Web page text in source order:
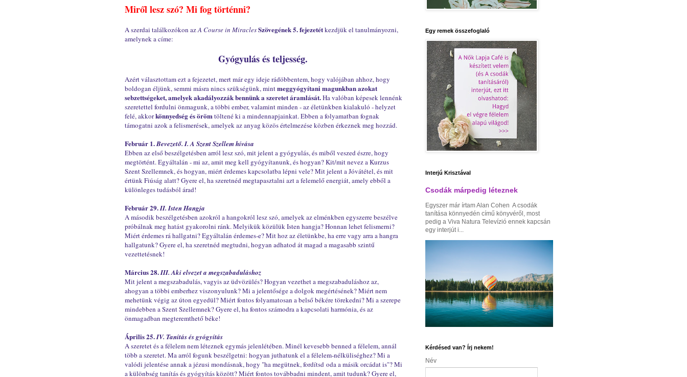
Miről lesz szó? Mi fog történni?
A szerdai találkozókon azA Course in MiraclesSzövegének 5. fejezetétkezdjük el tanulmányozni,
amelynek a címe:
Gyógyulás és teljesség.
Azért választottam ezt a fejezetet, mert már egy ideje rádöbbentem, hogy valójában ahhoz, hogy
boldogan éljünk, semmi másra nincs szükségünk, mintmeggyógyítani magunkban azokat
sebzettségeket, amelyek akadályozzák bennünk a szeretet áramlását.Ha valóban képesek lennénk
szeretettel fordulni önmagunk, a többi ember, valamint minden - az életünkben kialakuló - helyzet
felé, akkorkönnyedség és örömtöltené ki a mindennapjainkat. Ebben a folyamatban fognak
támogatni azok a felismerések, amelyek az anyag közös értelmezése közben érkeznek meg hozzád.
Február 1.Bevezető. I. A Szent Szellem hívása
Ebben az első beszélgetésben arról lesz szó, mit jelent a gyógyulás, és miből veszed észre, hogy
megtörtént. Egyáltalán - mi az, amit meg kell gyógyítanunk, és hogyan? Kit/mit nevez a Kurzus
Szent Szellemnek, és hogyan, miért érdemes kapcsolatba lépni vele? Mit jelent a Jóvátétel, és mit
értünk Fiúság alatt? Gyere el, ha szeretnéd megtapasztalni azt a felemelő energiát, amely ebből a
különleges tudásból árad!
Február 29.II. Isten Hangja
A második beszélgetésben azokról a hangokról lesz szó, amelyek az elménkben egyszerre beszélve
próbálnak meg hatást gyakorolni ránk. Melyikük közülük Isten hangja? Honnan lehet felismerni?
Miért érdemes rá hallgatni? Egyáltalán érdemes-e? Mit hoz az életünkbe, ha erre vagy arra a hangra
hallgatunk? Gyere el, ha szeretnéd megtudni, hogyan adhatod át magad a magasabb szintű
vezettetésnek!
Március 28.III. Aki elvezet a megszabaduláshoz
Mit jelent a megszabadulás, vagyis az üdvözülés? Hogyan vezethet a megszabaduláshoz az,
ahogyan a többi emberhez viszonyulunk? Mi a jelentősége a dolgok megértésének? Miért nem
mehetünk végig az úton egyedül? Miért fontos folyamatosan a belső békére törekedni? Mi a szerepe
mindebben a Szent Szellemnek? Gyere el, ha fontos számodra a kapcsolati harmónia, és az
önmagadban megteremthető béke!
Április 25.IV. Tanítás és gyógyítás
A szeretet és a félelem nem léteznek egymás jelenlétében. Minél kevesebb benned a félelem, annál
több a szeretet. Ma arról fogunk beszélgetni: hogyan juthatunk el a félelem-nélküliséghez? Mi a
valódi jelentése annak a jézusi mondásnak, hogy "ha megütnek, fordítsd oda a másik orcádatis"? Mi
a különbség tanítás és gyógyítás között? Miért fontos továbbadni mindent, amit tudunk? Gyere el,
Egy remek összefoglaló
Interjú Krisztával
Csodák márpedig léteznek
Egyszer már írtam Alan Cohen A csodák
tanítása könnyedén című könyvéről, most
pedig a Viva Natura Televízió ennek kapcsán
egy interjút i...
Kérdésed van? Írj nekem!
Név